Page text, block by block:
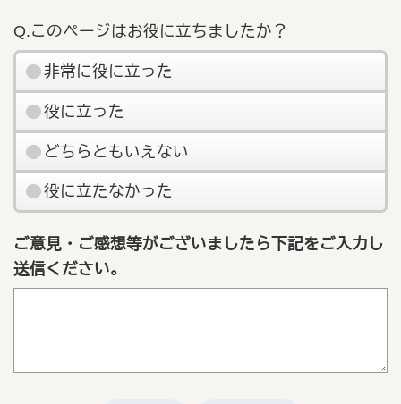
Q.このページはお役に立ちましたか？
非常に役に立った
役に立った
どちらともいえない
役に立たなかった
ご意見・ご感想等がございましたら下記をご入力し
送信ください。